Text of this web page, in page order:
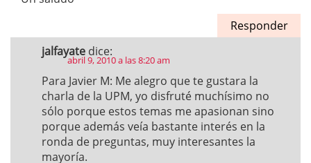
Responder
jalfayate dice:
abril 9, 2010 a las 8:20 am
Para Javier M: Me alegro que te gustara la
charla de la UPM, yo disfruté muchísimo no
sólo porque estos temas me apasionan sino
porque además veía bastante interés en la
ronda de preguntas, muy interesantes la
mayoría.